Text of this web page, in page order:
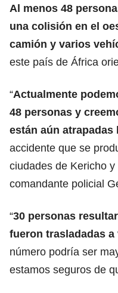
Al menos 48
una colisión en el
camión y varios
este país de África
“Actualmente
48 personas y
están aún atrapadas
accidente que se
ciudades de Kericho
comandante policial
“30 personas
fueron trasladadas
número podría ser
estamos seguros de